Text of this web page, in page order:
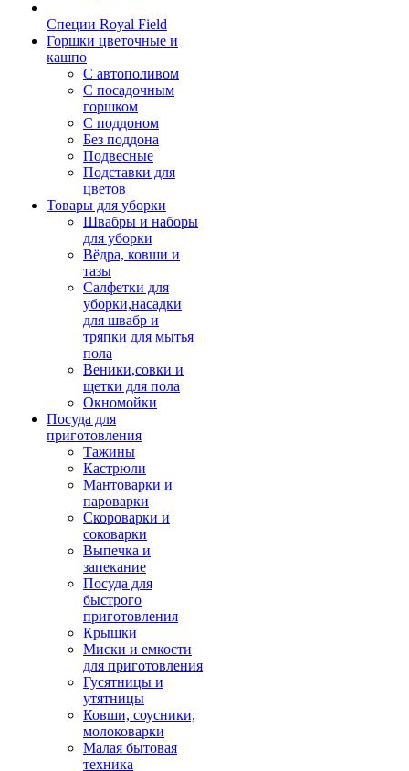
Специи Royal Field
Горшки цветочные и
кашпо
С автополивом
С посадочным
горшком
С поддоном
Без поддона
Подвесные
Подставки для
цветов
Товары для уборки
Швабры и наборы
для уборки
Вёдра, ковши и
тазы
Салфетки для
уборки,насадки
для швабр и
тряпки для мытья
пола
Веники,совки и
щетки для пола
Окномойки
Посуда для
приготовления
Тажины
Кастрюли
Мантоварки и
пароварки
Скороварки и
соковарки
Выпечка и
запекание
Посуда для
быстрого
приготовления
Крышки
Миски и емкости
для приготовления
Гусятницы и
утятницы
Ковши, соусники,
молоковарки
Малая бытовая
техника